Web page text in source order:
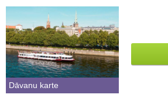
Dāvanu karte